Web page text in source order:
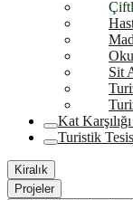
Sit
Kat
Turistik Tesis
Kiralık
Projeler